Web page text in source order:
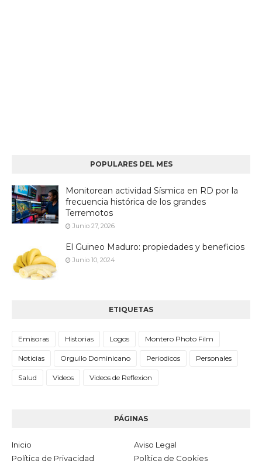
POPULARES DEL MES
Monitorean actividad Sísmica en RD por la
frecuencia histórica de los grandes
Terremotos
Junio 27, 2026
El Guineo Maduro: propiedades y beneficios
Junio 10, 2024
ETIQUETAS
Emisoras Historias Logos Montero Photo Film
Noticias Orgullo Dominicano Periodicos Personales
Salud Videos Videos de Reflexion
PÁGINAS
Inicio
Aviso Legal
Política de Privacidad
Política de Cookies